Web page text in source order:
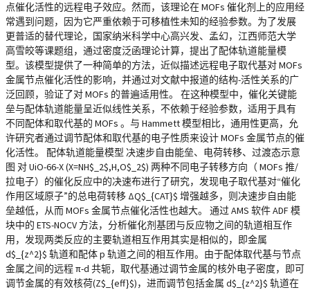
点催化活性的远程电子效应。然而，该理论在 MOFs 催化剂上的应用经
常遇到问题，因为它严重依赖于可移植性未知的经验参数。为了发展
更普适的替代理论，国家纳米科学中心高兴发、孟幻，江西师范大学
高雪皎等课题组，通过密度泛函理论计算，提出了配体轨道能量模
型。该模型提供了一种简单的方法，近似描述远程电子取代基对 MOFs
金属节点催化活性的影响，并通过对文献中报道的结构-活性关系的广
泛回顾，验证了对 MOFs 的普遍适用性。 在这种模型中，催化关键能
垒与配体轨道能量呈近似线性关系，不依赖于经验参数，适用于具有
不同配体和取代基的 MOFs 。与 Hammett 模型相比，通用性更高，允
许研究者通过调节配体和取代基的电子性质来设计 MOFs 金属节点的催
化活性。 配体轨道能量模型 决速步自由能垒、电荷转移、过渡态示意
图 对 UiO-66-X (X=NH$_2$,H,O$_2$) 两种不同电子转移方向（ MOFs 推/
拉电子）的催化反应中的决速布进行了研究，发现电子取代基对“催化
作用区域原子”的总电荷转移 ΔQ$_{CAT}$ 增强越多，则决速步自由能
垒越低，从而 MOFs 金属节点催化活性也越大。 通过 AMS 软件 ADF 模
块中的 ETS-NOCV 方法，分析催化剂基团与反应物之间的轨道相互作
用，发现两类反应的主要轨道相互作用其实是相似的，即金属
d$_{z^2}$ 轨道和配体 p 轨道之间的相互作用。由于配体取代基与节点
金属之间的远程 π-d 共轭，取代基通过调节金属的核外电子密度，即可
调节金属的有效核荷(Z$_{eff}$)，进而调节包括金属 d$_{z^2}$ 轨道在